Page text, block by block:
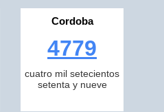
Cordoba
4779
cuatro mil setecientos
setenta y nueve